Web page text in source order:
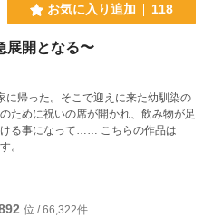
お気に入り追加 118
展開となる〜
に帰った。そこで迎えに来た幼馴染の
ために祝いの席が開かれ、飲み物が足
って…… こちらの作品は
。
位 / 66,322件